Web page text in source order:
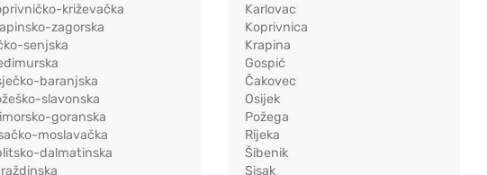
križevačka
zagorska
senjska
baranjska
slavonska
goranska
moslavačka
dalmatinska
Karlovac
Koprivnica
Krapina
Gospić
Čakovec
Osijek
Požega
Rijeka
Šibenik
Sisak